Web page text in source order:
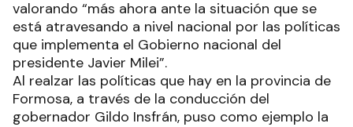
valorando “más ahora ante la situación que se
está atravesando a nivel nacional por las políticas
que implementa el Gobierno nacional del
presidente Javier Milei”.
Al realzar las políticas que hay en la provincia de
Formosa, a través de la conducción del
gobernador Gildo Insfrán, puso como ejemplo la